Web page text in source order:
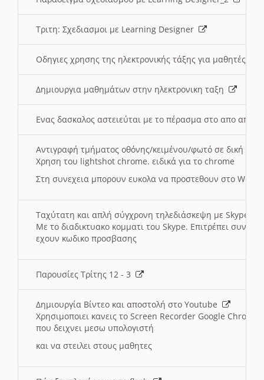
Τριτη: Σχεδιασμοι με Learning Designer
Οδηγιες χρησης της ηλεκτρονικής τάξης για μαθητές
Δημιουργια μαθημάτων στην ηλεκτρονικη ταξη
Ενας δασκαλος αστειεύται με το πέρασμα στο απο
Αντιγραφή τμήματος οθόνης/κειμένου/φωτό σε δική
Χρηση του lightshot chrome. ειδικά για το chrome
Στη συνεχεια μπορουν ευκολα να προστεθουν στο Word
Ταχύτατη και απλή σύγχρονη τηλεδιάσκεψη με Skype
Με το διαδικτυακο κομματι του Skype. Επιτρέπει
εχουν κωδικο προσβασης
Παρουσίες Τρίτης 12 - 3
Δημιουργία Βίντεο και αποστολή στο Youtube
Χρησιμοποιει κανεις το Screen Recorder Google Chrome
που δειχνει μεσω υπολογιστή
και να στειλει στους μαθητες